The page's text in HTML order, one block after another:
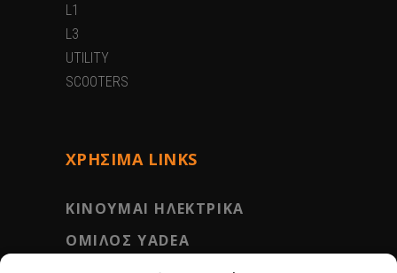
L1
L3
UTILITY
SCOOTERS
ΧΡΗΣΙΜΑ LINKS
KINOYMAI ΗΛΕΚΤΡΙΚΑ
ΟΜΙΛΟΣ YADEA